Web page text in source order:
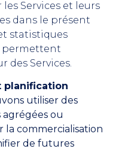
Services et leurs
dans le présent
statistiques
permettent
des Services.
planification
utiliser des
ou
la commercialisation
de futures